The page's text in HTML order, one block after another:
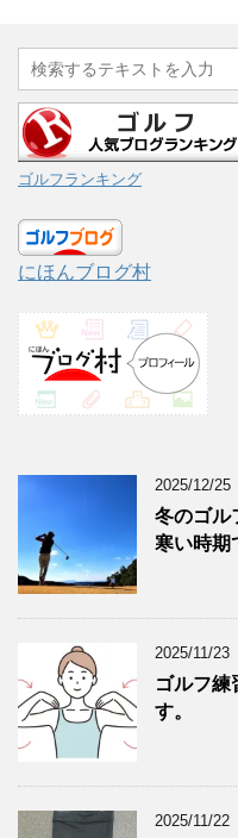
ゴルフランキング
にほんブログ村
2025/12/25
冬のゴル
寒い時期
2025/11/23
ゴルフ練
す。
2025/11/22